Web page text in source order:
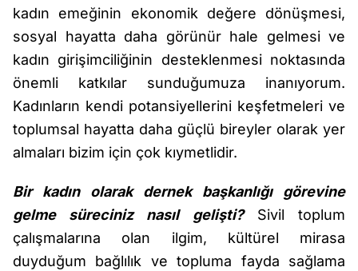
kadın emeğinin ekonomik değere dönüşmesi,
sosyal hayatta daha görünür hale gelmesi ve
kadın girişimciliğinin desteklenmesi noktasında
önemli katkılar sunduğumuza inanıyorum.
Kadınların kendi potansiyellerini keşfetmeleri ve
toplumsal hayatta daha güçlü bireyler olarak yer
almaları bizim için çok kıymetlidir.
Bir kadın olarak dernek başkanlığı görevine
gelme süreciniz nasıl gelişti?Sivil toplum
çalışmalarına olan ilgim, kültürel mirasa
duyduğum bağlılık ve topluma fayda sağlama